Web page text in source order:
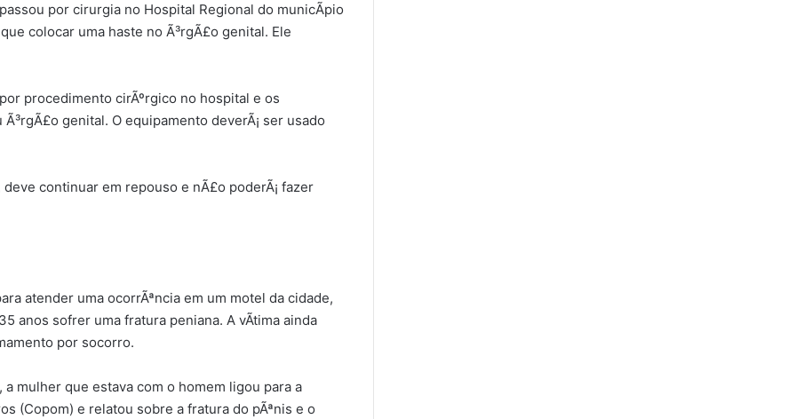
por cirurgia no Hospital Regional do municÃ­pio
colocar uma haste no Ã³rgÃ£o genital. Ele
procedimento cirÃºrgico no hospital e os
genital. O equipamento deverÃ¡ ser usado
continuar em repouso e nÃ£o poderÃ¡ fazer
atender uma ocorrÃªncia em um motel da cidade,
anos sofrer uma fratura peniana. A vÃ­tima ainda
por socorro.
mulher que estava com o homem ligou para a
(Copom) e relatou sobre a fratura do pÃªnis e o